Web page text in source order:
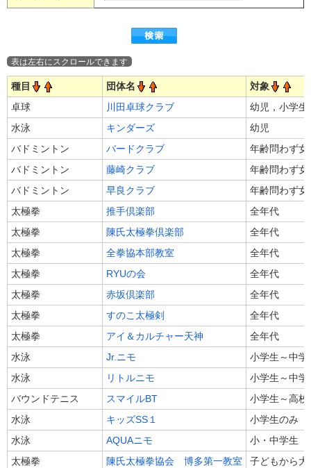
種目 団体名
対象
卓球
川田卓球クラブ
幼児，小学生
水泳
キンダーズ
幼児
バドミントン
バードクラブ
年齢問わず女
バドミントン
藤崎クラブ
年齢問わず女
バドミントン
早良クラブ
年齢問わず女
太極拳
推手倶楽部
全年代
太極拳
陳氏太極拳倶楽部
全年代
太極拳
全拳協本部教室
全年代
太極拳
RYUの会
全年代
太極拳
赤坂倶楽部
全年代
太極拳
すのこ太極剣
全年代
太極拳
アイ＆カルチャー天神
全年代
水泳
Jr.ニモ
小学生～中学
水泳
リトルニモ
小学生～中学
バウンドテニス
スマイルBT
小学生～高校
水泳
キッズSS１
小学生のみ
水泳
AQUAニモ
小・中学生
太極拳
陳氏太極拳協会 博多第一教室
子どもから大